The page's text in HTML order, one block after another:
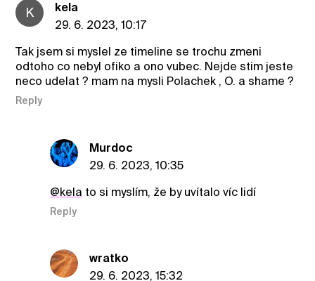
K
kela
29. 6. 2023, 10:17
Tak jsem si myslel ze timeline se trochu zmeni
odtoho co nebyl ofiko a ono vubec. Nejde stim jeste
neco udelat ? mam na mysli Polachek , O. a shame ?
Reply
Murdoc
29. 6. 2023, 10:35
@kela to si myslím, že by uvítalo víc lidí
Reply
wratko
29. 6. 2023, 15:32